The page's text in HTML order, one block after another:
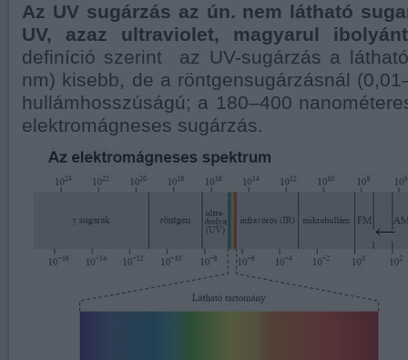
Az UV sugárzás az ún. nem látható
UV, azaz ultraviolet, magyarul
definíció szerint az UV-sugárzás a
nm) kisebb, de a röntgensugárzásnál
hullámhosszúságú; a 180–400
elektromágneses sugárzás.